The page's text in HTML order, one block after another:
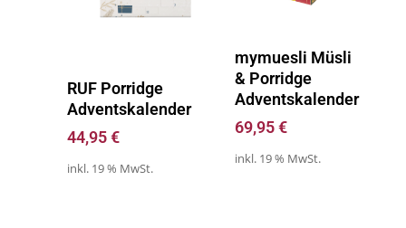
RUF Porridge
Adventskalender
44,95€
inkl. 19 % MwSt.
mymuesli Müsli
& Porridge
Adventskalender
69,95€
inkl. 19 % MwSt.